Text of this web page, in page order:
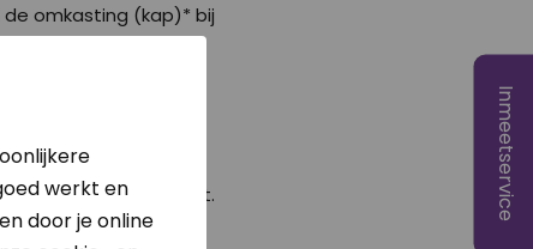
omkasting (kap)* bij
de omkasting (=
verschijnt dan de
hoogtemaat hebt.
werkt en
door je online
Inmeetservice